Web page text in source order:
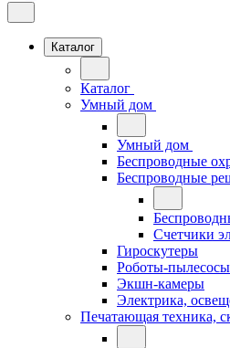
Каталог
Каталог
Умный дом
Умный дом
Беспроводные
Беспроводные
Счетчики
Гироскутеры
Роботы-пылесосы
Экшн-камеры
Электрика,
Печатающая техника,